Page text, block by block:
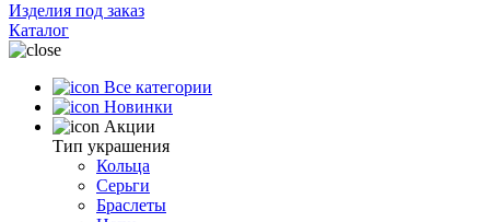
Изделия под заказ
Каталог
Все категории
Новинки
Акции
Тип украшения
Кольца
Серьги
Браслеты